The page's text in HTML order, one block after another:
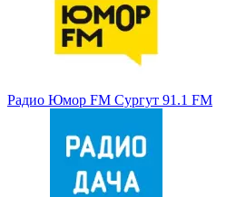
Радио Юмор FM Сургут 91.1 FM